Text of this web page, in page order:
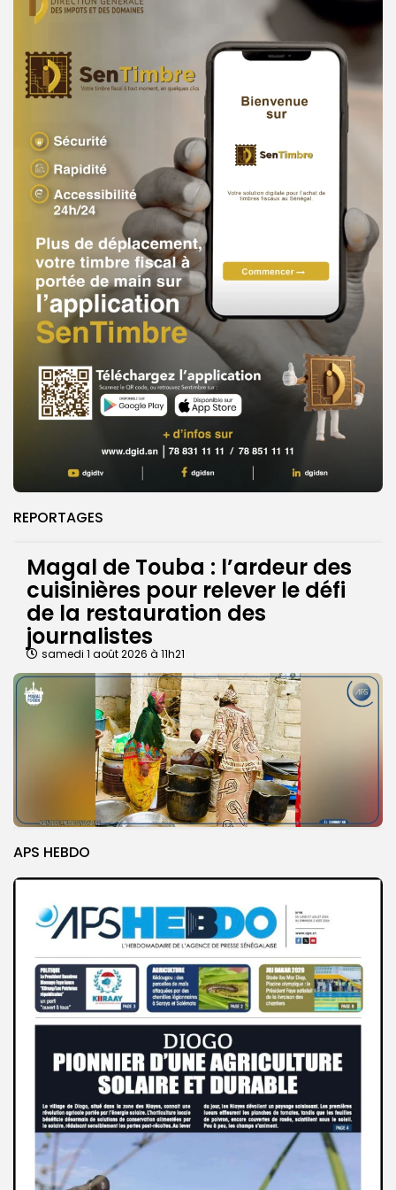
REPORTAGES
Magal de Touba : l’ardeur des
cuisinières pour relever le défi
de la restauration des
journalistes
samedi 1 août 2026 à 11h21
APS HEBDO